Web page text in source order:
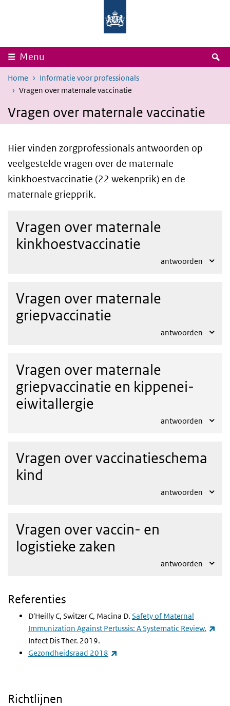
Overslaan en naar de inhoud gaan
Menu
Home
Informatie voor professionals
Vragen over maternale vaccinatie
Vragen over maternale vaccinatie
Hier vinden zorgprofessionals antwoorden op
veelgestelde vragen over de maternale
kinkhoestvaccinatie (22 wekenprik) en de
maternale griepprik.
Vragen over maternale
kinkhoestvaccinatie
antwoorden
Vragen over maternale
griepvaccinatie
antwoorden
Vragen over maternale
griepvaccinatie en kippenei-
eiwitallergie
antwoorden
Vragen over vaccinatieschema
kind
antwoorden
Vragen over vaccin- en
logistieke zaken
antwoorden
Referenties
D'Heilly C, Switzer C, Macina D. Safety of Maternal
Immunization Against Pertussis: A Systematic Review.
Infect Dis Ther. 2019.
Gezondheidsraad 2018
Richtlijnen